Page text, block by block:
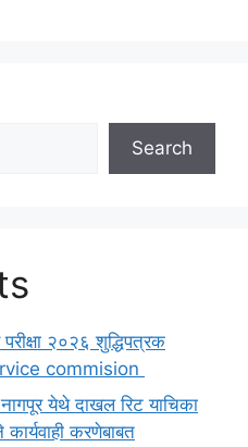
Search
२०२६ शुद्धिपत्रक
commision
येथे दाखल रिट याचिका
करणेबाबत